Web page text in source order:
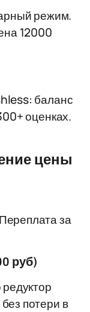
режим.
12000
баланс
оценках.
цены
за
руб)
потери в